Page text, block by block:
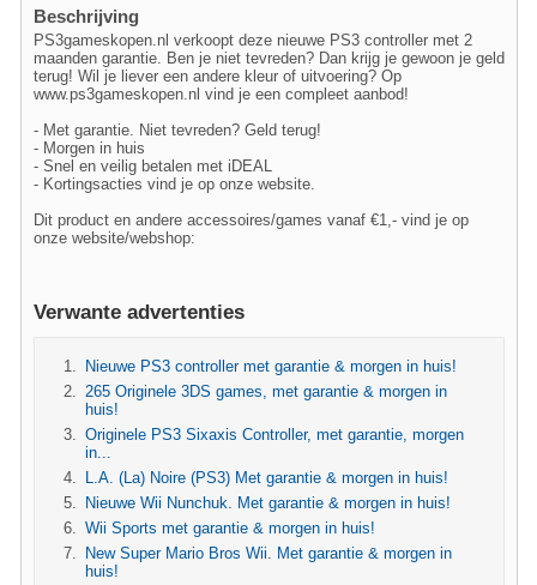
Beschrijving
PS3gameskopen.nl verkoopt deze nieuwe PS3 controller met 2
maanden garantie. Ben je niet tevreden? Dan krijg je gewoon je geld
terug! Wil je liever een andere kleur of uitvoering? Op
www.ps3gameskopen.nl vind je een compleet aanbod!
- Met garantie. Niet tevreden? Geld terug!
- Morgen in huis
- Snel en veilig betalen met iDEAL
- Kortingsacties vind je op onze website.
Dit product en andere accessoires/games vanaf €1,- vind je op
onze website/webshop:
Verwante advertenties
Nieuwe PS3 controller met garantie & morgen in huis!
265 Originele 3DS games, met garantie & morgen in
huis!
Originele PS3 Sixaxis Controller, met garantie, morgen
in...
L.A. (La) Noire (PS3) Met garantie & morgen in huis!
Nieuwe Wii Nunchuk. Met garantie & morgen in huis!
Wii Sports met garantie & morgen in huis!
New Super Mario Bros Wii. Met garantie & morgen in
huis!